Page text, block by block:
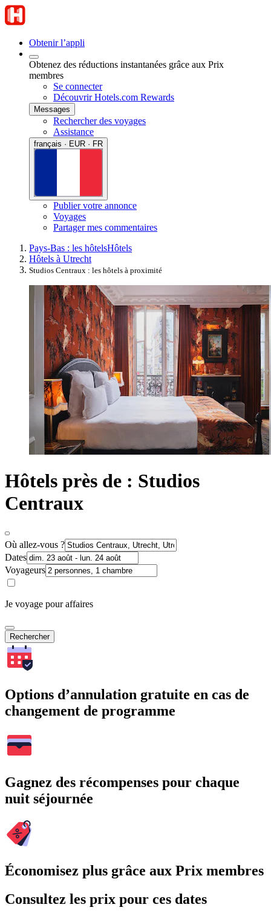
Obtenir l’appli
Obtenez des réductions instantanées grâce aux Prix
membres
Se connecter
Découvrir Hotels.com Rewards
Messages
Rechercher des voyages
Assistance
français · EUR · FR
Publier votre annonce
Voyages
Partager mes commentaires
Pays-Bas : les hôtelsHôtels
Hôtels à Utrecht
Studios Centraux : les hôtels à proximité
Hôtels près de : Studios
Centraux
Où allez-vous ?
Dates
Voyageurs
Je voyage pour affaires
Rechercher
Options d’annulation gratuite en cas de
changement de programme
Gagnez des récompenses pour chaque
nuit séjournée
Économisez plus grâce aux Prix membres
Consultez les prix pour ces dates